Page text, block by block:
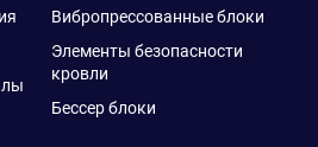
Вибропрессованные блоки
Элементы безопасности
кровли
Бессер блоки